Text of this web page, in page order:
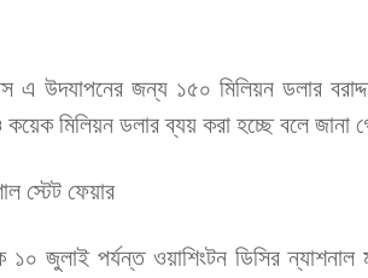
এ উদযাপনের জন্য ১৫০ মিলিয়ন ডলার
মিলিয়ন ডলার ব্যয় করা হচ্ছে বলে জানা
স্টেট ফেয়ার
জুলাই পর্যন্ত ওয়াশিংটন ডিসির ন্যাশনাল